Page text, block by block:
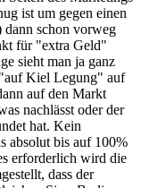
ist um gegen einen
schon vorweg
für "extra Geld"
sieht man ja ganz
Kiel Legung" auf
auf den Markt
nachlässt oder der
hat. Kein
absolut bis auf 100%
erforderlich wird die
dass der